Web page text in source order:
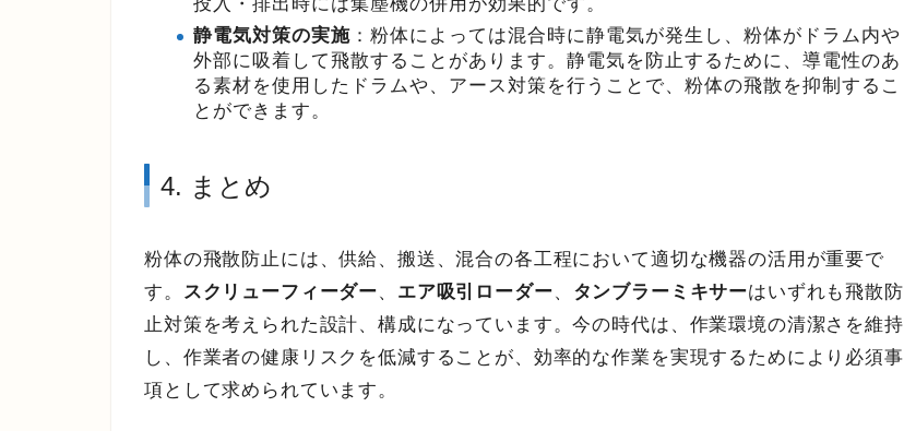
静電気対策の実施 ：粉体によっては混合時に静電気が発生し、粉体がドラム内や
外部に吸着して飛散することがあります。静電気を防止するために、導電性のあ
る素材を使用したドラムや、アース対策を行うことで、粉体の飛散を抑制するこ
とができます。
4. まとめ
粉体の飛散防止には、供給、搬送、混合の各工程において適切な機器の活用が重要で
す。
スクリューフィーダー、 エア吸引ローダー、 タンブラーミキサーはいずれも飛散防
止対策を考えられた設計、構成になっています。今の時代は、作業環境の清潔さを維持
し、作業者の健康リスクを低減することが、効率的な作業を実現するためにより必須事
項として求められています。